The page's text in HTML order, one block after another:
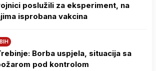
poslužili za eksperiment, na
isprobana vakcina
Borba uspjela, situacija sa
pod kontrolom